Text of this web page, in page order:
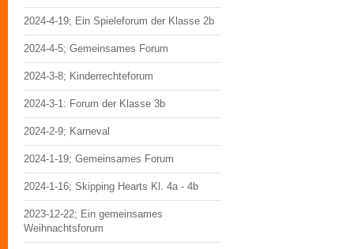
2024-4-19; Ein Spieleforum der Klasse 2b
2024-4-5; Gemeinsames Forum
2024-3-8; Kinderrechteforum
2024-3-1: Forum der Klasse 3b
2024-2-9; Karneval
2024-1-19; Gemeinsames Forum
2024-1-16; Skipping Hearts Kl. 4a - 4b
2023-12-22; Ein gemeinsames
Weihnachtsforum